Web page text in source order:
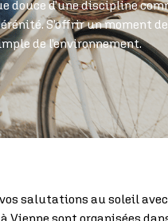
d’une discipline
S’offrir un moment
de l’environnement.
salutations au soleil
Vienne sont organisées